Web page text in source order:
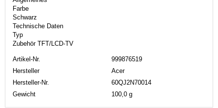
Farbe
Schwarz
Technische Daten
Typ
Zubehör TFT/LCD-TV
Artikel-Nr.
999876519
Hersteller
Acer
Hersteller-Nr.
60QJ2N70014
Gewicht
100,0 g